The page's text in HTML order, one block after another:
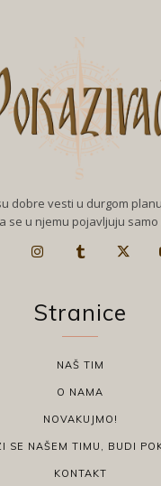
dobre vesti u durgom
se u njemu pojavljuju
Stranice
NAŠ TIM
O NAMA
NOVAKUJMO!
SE NAŠEM TIMU, BUDI
KONTAKT